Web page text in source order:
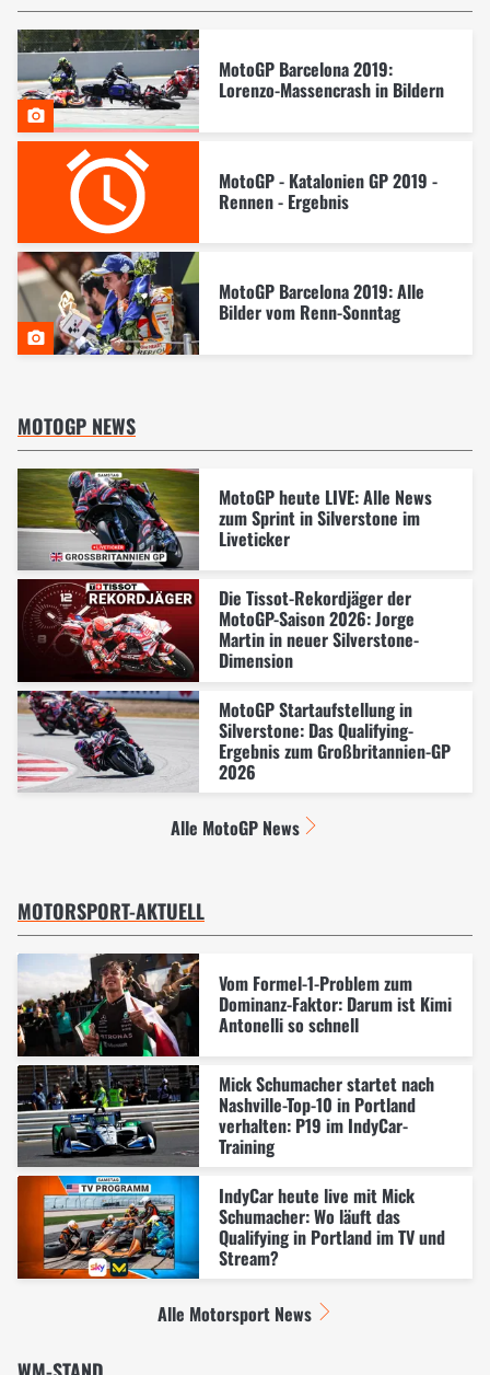
MotoGP Barcelona 2019:
Lorenzo-Massencrash in Bildern
MotoGP - Katalonien GP 2019 -
Rennen - Ergebnis
MotoGP Barcelona 2019: Alle
Bilder vom Renn-Sonntag
MOTOGP NEWS
MotoGP heute LIVE: Alle News
zum Sprint in Silverstone im
Liveticker
Die Tissot-Rekordjäger der
MotoGP-Saison 2026: Jorge
Martin in neuer Silverstone-
Dimension
MotoGP Startaufstellung in
Silverstone: Das Qualifying-
Ergebnis zum Großbritannien-GP
2026
Alle MotoGP News
MOTORSPORT-AKTUELL
Vom Formel-1-Problem zum
Dominanz-Faktor: Darum ist Kimi
Antonelli so schnell
Mick Schumacher startet nach
Nashville-Top-10 in Portland
verhalten: P19 im IndyCar-
Training
IndyCar heute live mit Mick
Schumacher: Wo läuft das
Qualifying in Portland im TV und
Stream?
Alle Motorsport News